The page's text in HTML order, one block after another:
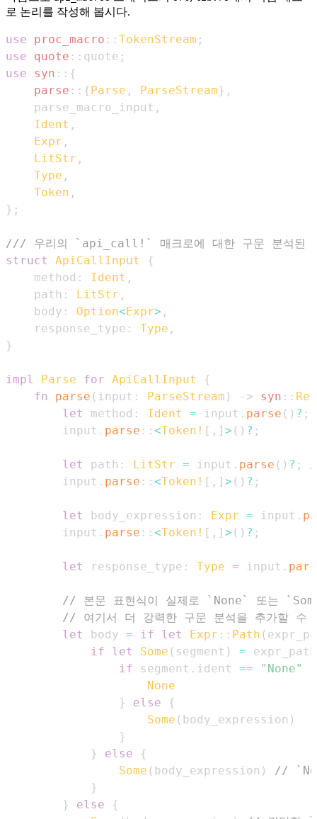
로 논리를 작성해 봅시다.
use proc_macro :: TokenStream ;
use
quote :: quote ;
use
syn :: {
parse :: { Parse , ParseStream} ,
    parse_macro_input
,
Ident ,
Expr ,
LitStr ,
Type ,
Token ,
} ;
/// 우리의 `api_call!` 매크로에 대한 구문 분석된
struct
ApiCallInput
{
    method
: Ident ,
    path
: LitStr ,
    body
: Option< Expr> ,
    response_type
: Type ,
}
impl Parse for ApiCallInput
{
fn
parse ( input : ParseStream ) -> syn ::
let
method : Ident = input . parse ( ) ? ;
        input
. parse :: <Token! [ , ] > ( ) ? ;
let path : LitStr = input . parse ( ) ? ;
        input
. parse :: <Token! [ , ] > ( ) ? ;
let body_expression : Expr = input .
        input
. parse :: <Token! [ , ] > ( ) ? ;
let response_type : Type = input .
// 본문 표현식이 실제로 `None` 또는
// 여기서 더 강력한 구문 분석을 추가할 수
let
body = if let Expr :: Path (
if
let Some ( segment ) = expr_path
if segment . ident == "None"
None
}
else
{
Some ( body_expression )
}
}
else
{
Some ( body_expression )
//
}
}
else
{